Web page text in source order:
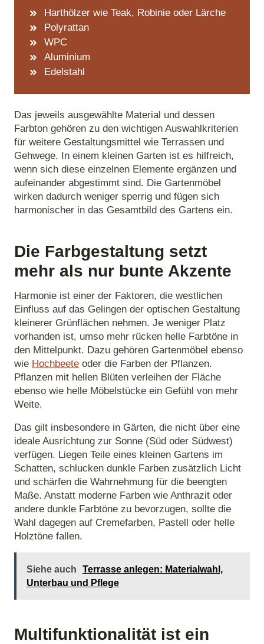
Harthölzer wie Teak, Robinie oder Lärche
Polyrattan
WPC
Aluminium
Edelstahl
Das jeweils ausgewählte Material und dessen
Farbton gehören zu den wichtigen Auswahlkriterien
für weitere Gestaltungsmittel wie Terrassen und
Gehwege. In einem kleinen Garten ist es hilfreich,
wenn sich diese einzelnen Elemente ergänzen und
aufeinander abgestimmt sind. Die Gartenmöbel
wirken dadurch weniger sperrig und fügen sich
harmonischer in das Gesamtbild des Gartens ein.
Die Farbgestaltung setzt
mehr als nur bunte Akzente
Harmonie ist einer der Faktoren, die westlichen
Einfluss auf das Gelingen der optischen Gestaltung
kleinerer Grünflächen nehmen. Je weniger Platz
vorhanden ist, umso mehr rücken helle Farbtöne in
den Mittelpunkt. Dazu gehören Gartenmöbel ebenso
wie Hochbeete oder die Farben der Pflanzen.
Pflanzen mit hellen Blüten verleihen der Fläche
ebenso wie helle Möbelstücke ein Gefühl von mehr
Weite.
Das gilt insbesondere in Gärten, die nicht über eine
ideale Ausrichtung zur Sonne (Süd oder Südwest)
verfügen. Liegen Teile eines kleinen Gartens im
Schatten, schlucken dunkle Farben zusätzlich Licht
und schärfen die Wahrnehmung für die beengten
Maße. Anstatt moderne Farben wie Anthrazit oder
andere dunkle Farbtöne zu bevorzugen, sollte die
Wahl dagegen auf Cremefarben, Pastell oder helle
Holztöne fallen.
Siehe auch
Terrasse anlegen: Materialwahl,
Unterbau und Pflege
Multifunktionalität ist ein